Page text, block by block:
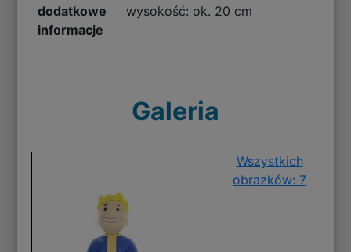
dodatkowe
informacje
wysokość: ok. 20 cm
Galeria
Wszystkich
obrazków: 7